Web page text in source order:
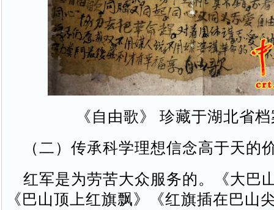
《自由歌》 珍藏于湖北省
（二）传承科学理想信念高于天的
红军是为劳苦大众服务的。《大巴
《巴山顶上红旗飘》《红旗插在巴山